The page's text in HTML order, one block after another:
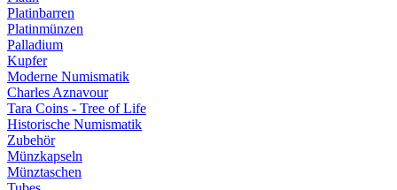
Platinbarren
Platinmünzen
Palladium
Kupfer
Moderne Numismatik
Charles Aznavour
Tara Coins - Tree of Life
Historische Numismatik
Zubehör
Münzkapseln
Münztaschen